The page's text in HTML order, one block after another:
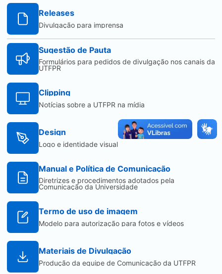
Releases
Divulgação para imprensa
Sugestão de Pauta
Formulários para pedidos de divulgação nos canais da
UTFPR
Clipping
Notícias sobre a UTFPR na mídia
Design
Logo e identidade visual
Manual e Política de Comunicação
Diretrizes e procedimentos adotados pela
Comunicação da Universidade
Termo de uso de imagem
Modelo para autorização para fotos e vídeos
Materiais de Divulgação
Produção da equipe de Comunicação da UTFPR